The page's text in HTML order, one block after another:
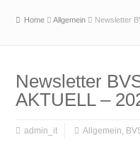
Home Allgemein Newsletter
Newsletter
AKTUELL –
admin_it Allgemein,